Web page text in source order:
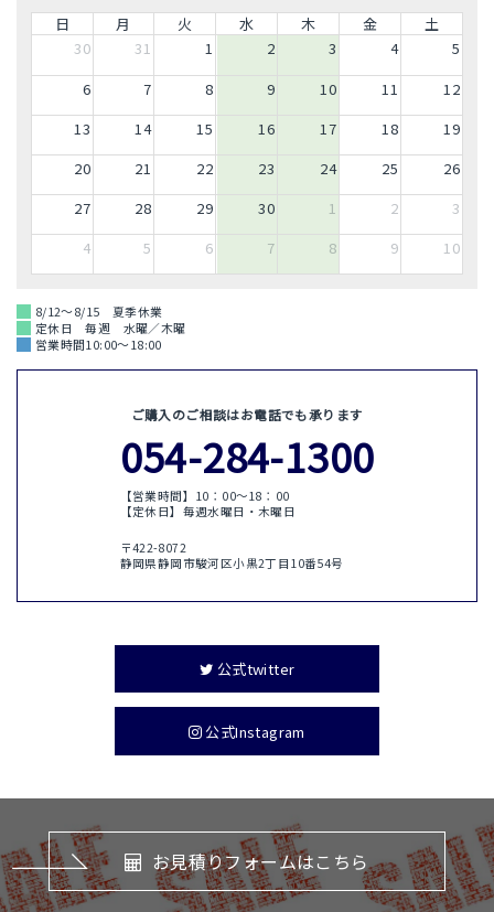
日 月 火 水 木 金
土
30
31 1 2 3 4
5
6
7 8 9 10 11
12
13
14 15 16 17 18
19
20
21 22 23 24 25
26
27
28 29 30 1 2
3
4
5 6 7 8 9 10
8/12～8/15 夏季休業
定休日 毎週 水曜／木曜
営業時間10:00～18:00
ご購入のご相談はお電話でも承ります
054-284-1300
【営業時間】10：00〜18：00
【定休日】毎週水曜日・木曜日
〒422-8072
静岡県静岡市駿河区小黒2丁目10番54号
公式twitter
公式Instagram
お見積りフォームはこちら